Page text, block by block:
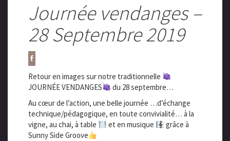
Journée vendanges –
28 Septembre 2019
Retour en images sur notre traditionnelle
JOURNÉE VENDANGES
du 28 septembre…
Au cœur de l’action, une belle journée …d’échange
technique/pédagogique, en toute convivialité… à la
vigne, au chai, à table
et en musique
grâce à
Sunny Side Groove